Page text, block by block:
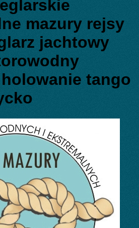
mazury rejsy
jachtowy
tango